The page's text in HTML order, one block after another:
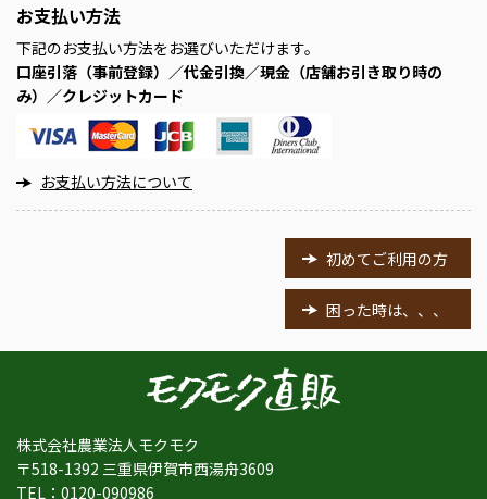
お支払い方法
下記のお支払い方法をお選びいただけます。
口座引落（事前登録）／代金引換／現金（店舗お引き取り時の
み）／クレジットカード
お支払い方法について
初めてご利用の方
困った時は、、、
株式会社農業法人モクモク
〒518-1392 三重県伊賀市西湯舟3609
TEL： 0120-090986